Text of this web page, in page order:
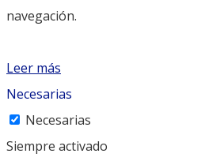
navegación.
Leer más
Necesarias
Necesarias
Siempre activado